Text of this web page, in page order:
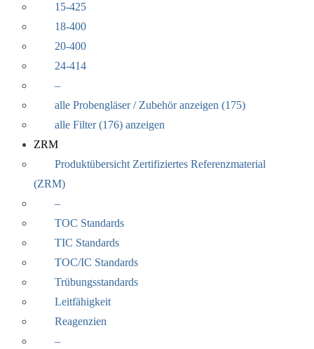
15-425
18-400
20-400
24-414
–
alle Probengläser / Zubehör anzeigen (175)
alle Filter (176) anzeigen
ZRM
Produktübersicht Zertifiziertes Referenzmaterial
(ZRM)
–
TOC Standards
TIC Standards
TOC/IC Standards
Trübungsstandards
Leitfähigkeit
Reagenzien
–